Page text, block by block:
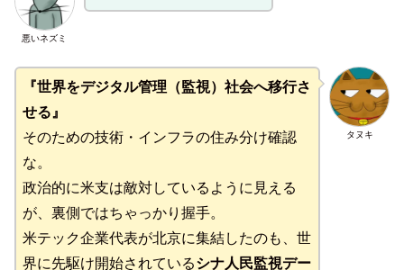
悪いネズミ
タヌキ
『世界をデジタル管理（監視）社会へ移行さ
せる』
そのための技術・インフラの住み分け確認
な。
政治的に米支は敵対しているように見える
が、裏側ではちゃっかり握手。
米テック企業代表が北京に集結したのも、世
界に先駆け開始されているシナ人民監視デー